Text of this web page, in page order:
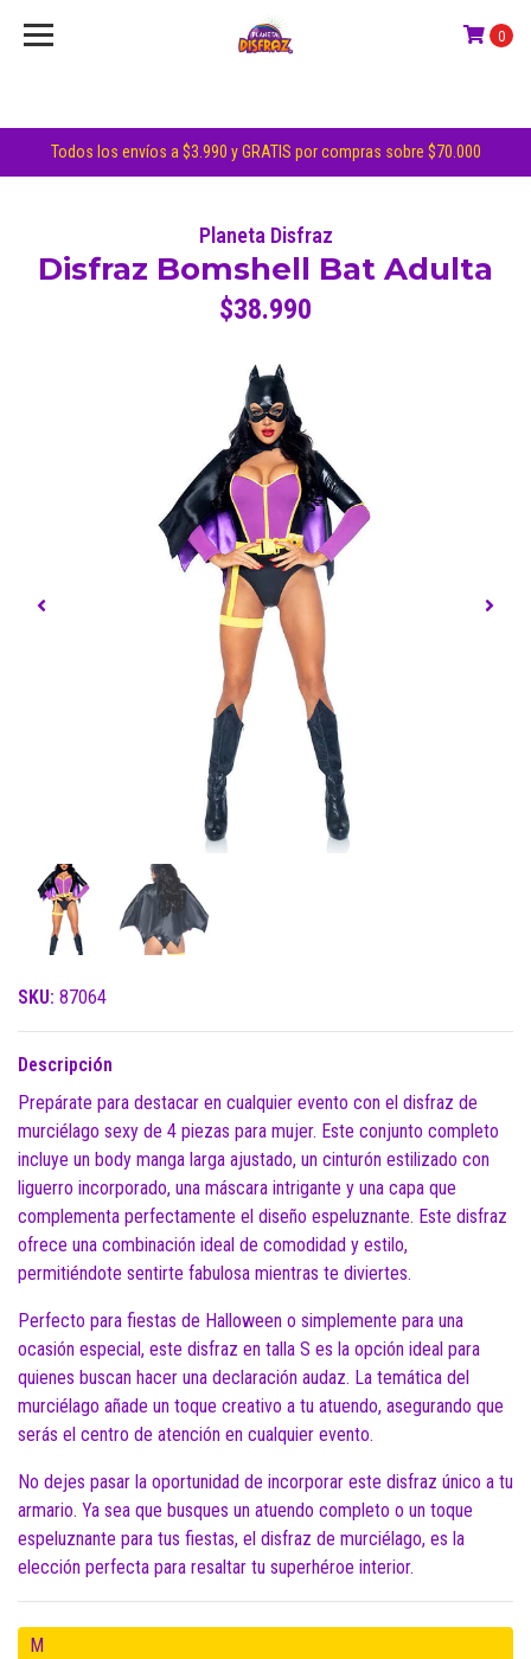
Todos los envíos a $3.990 y GRATIS por compras sobre $70.000
0
Planeta Disfraz
Disfraz Bomshell Bat Adulta
$38.990
SKU: 87064
Descripción
Prepárate para destacar en cualquier evento con el disfraz de
murciélago sexy de 4 piezas para mujer. Este conjunto completo
incluye un body manga larga ajustado, un cinturón estilizado con
liguerro incorporado, una máscara intrigante y una capa que
complementa perfectamente el diseño espeluznante. Este disfraz
ofrece una combinación ideal de comodidad y estilo,
permitiéndote sentirte fabulosa mientras te diviertes.
Perfecto para fiestas de Halloween o simplemente para una
ocasión especial, este disfraz en talla S es la opción ideal para
quienes buscan hacer una declaración audaz. La temática del
murciélago añade un toque creativo a tu atuendo, asegurando que
serás el centro de atención en cualquier evento.
No dejes pasar la oportunidad de incorporar este disfraz único a tu
armario. Ya sea que busques un atuendo completo o un toque
espeluznante para tus fiestas, el disfraz de murciélago, es la
elección perfecta para resaltar tu superhéroe interior.
M